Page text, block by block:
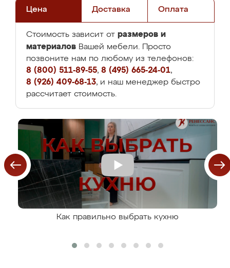
Цена Доставка Оплата
Стоимость зависит от размеров и
материалов Вашей мебели. Просто
позвоните нам по любому из телефонов:
8 (800) 511-89-55, 8 (495) 665-24-01,
8 (926) 409-68-13, и наш менеджер быстро
рассчитает стоимость.
Как правильно выбрать кухню